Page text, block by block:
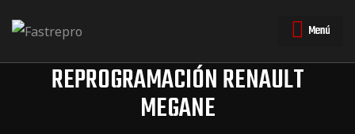
Menú
REPROGRAMACIÓN RENAULT
MEGANE